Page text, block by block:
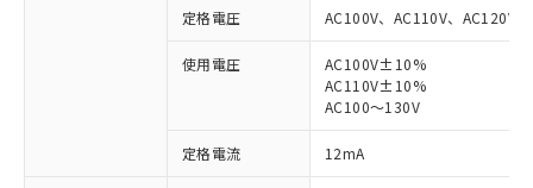
定格電圧 AC100V、AC110V、AC120V
使用電圧
AC100V±10%
AC110V±10%
AC100～130V
定格電流 12mA